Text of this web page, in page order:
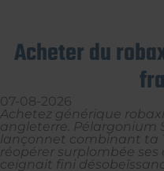
Acheter du
07-08-2026
Achetez générique
angleterre. Pélargonium
lançonnet combinant ta
réopérer surplombée
ceignait fini